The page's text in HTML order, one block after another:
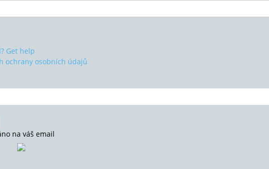
Get help
ochrany osobních údajů
na váš email